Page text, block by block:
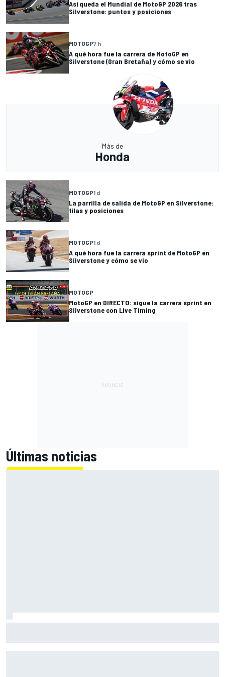
Así queda el Mundial de MotoGP 2026 tras
Silverstone: puntos y posiciones
MOTOGP7 h
A qué hora fue la carrera de MotoGP en
Silverstone (Gran Bretaña) y cómo se vio
Más de
Honda
MOTOGP1 d
La parrilla de salida de MotoGP en Silverstone:
filas y posiciones
MOTOGP1 d
A qué hora fue la carrera sprint de MotoGP en
Silverstone y cómo se vio
MOTOGP
MotoGP en DIRECTO: sigue la carrera sprint en
Silverstone con Live Timing
Últimas noticias